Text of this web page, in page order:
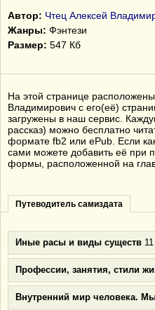
Автор: Чтец Алексей
Жанры: Фэнтези
Размер: 547 Кб
На этой странице
Владимирович с его(её)
загружены в наш сервис.
рассказ) можно бесплатно
формате fb2 или ePub. Если
сами можете добавить её при
формы, расположенной на
Путеводитель самиздата
Иные расы и виды существ
Профессии, занятия, стили
Внутренний мир человека.